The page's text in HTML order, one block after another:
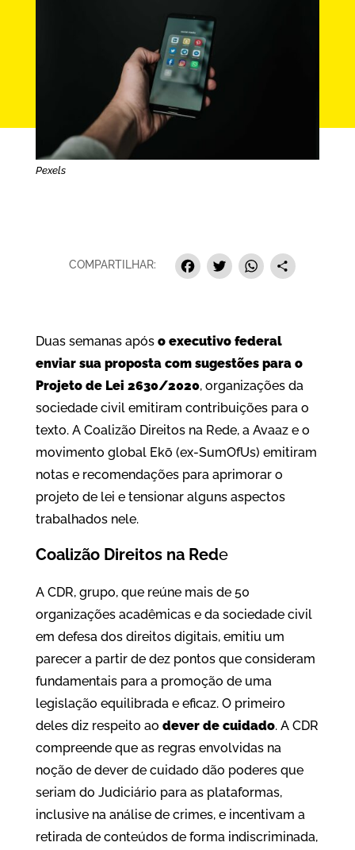
Pexels
COMPARTILHAR: Facebook
Twitter
Duas semanas após o executivo federal
enviar sua proposta com sugestões para o
Projeto de Lei 2630/2020, organizações da
sociedade civil emitiram contribuições para o
texto. A Coalizão Direitos na Rede, a Avaaz e o
movimento global Ekō (ex-SumOfUs) emitiram
notas e recomendações para aprimorar o
projeto de lei e tensionar alguns aspectos
trabalhados nele.
Coalizão Direitos na Rede
A CDR, grupo, que reúne mais de 50
organizações acadêmicas e da sociedade civil
em defesa dos direitos digitais, emitiu um
parecer a partir de dez pontos que consideram
fundamentais para a promoção de uma
legislação equilibrada e eficaz. O primeiro
deles diz respeito ao dever de cuidado. A CDR
compreende que as regras envolvidas na
noção de dever de cuidado dão poderes que
seriam do Judiciário para as plataformas,
inclusive na análise de crimes, e incentivam a
retirada de conteúdos de forma indiscriminada,